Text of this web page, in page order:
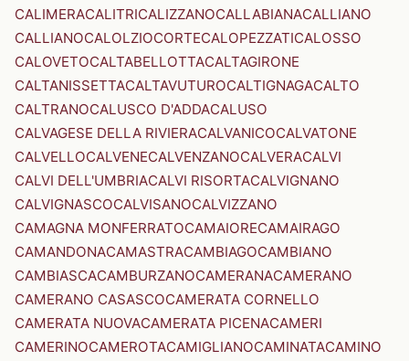
CALIMERACALITRICALIZZANOCALLABIANACALLIANO
CALLIANOCALOLZIOCORTECALOPEZZATICALOSSO
CALOVETOCALTABELLOTTACALTAGIRONE
CALTANISSETTACALTAVUTUROCALTIGNAGACALTO
CALTRANOCALUSCO D'ADDACALUSO
CALVAGESE DELLA RIVIERACALVANICOCALVATONE
CALVELLOCALVENECALVENZANOCALVERACALVI
CALVI DELL'UMBRIACALVI RISORTACALVIGNANO
CALVIGNASCOCALVISANOCALVIZZANO
CAMAGNA MONFERRATOCAMAIORECAMAIRAGO
CAMANDONACAMASTRACAMBIAGOCAMBIANO
CAMBIASCACAMBURZANOCAMERANACAMERANO
CAMERANO CASASCOCAMERATA CORNELLO
CAMERATA NUOVACAMERATA PICENACAMERI
CAMERINOCAMEROTACAMIGLIANOCAMINATACAMINO